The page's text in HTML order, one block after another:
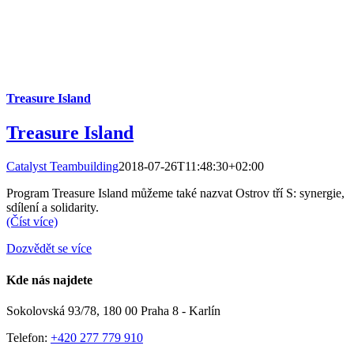
Treasure Island
Treasure Island
Catalyst Teambuilding2018-07-26T11:48:30+02:00
Program Treasure Island můžeme také nazvat Ostrov tří S: synergie,
sdílení a solidarity.
(Číst více)
Dozvědět se více
Kde nás najdete
Sokolovská 93/78, 180 00 Praha 8 - Karlín
Telefon: +420 277 779 910